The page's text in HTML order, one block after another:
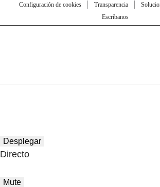
Configuración de cookies
Transparencia
Escríbanos
Desplegar
Directo
Mute